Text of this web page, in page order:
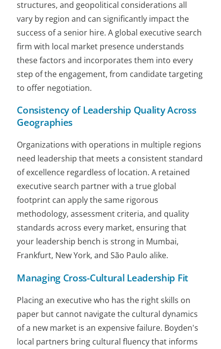
n'est pas conçu pour le recrutement
complexe de profils de direction.
structures, and geopolitical considerations all
vary by region and can significantly impact the
success of a senior hire. A global executive search
firm with local market presence understands
these factors and incorporates them into every
step of the engagement, from candidate targeting
to offer negotiation.
Consistency of Leadership Quality Across
Geographies
Organizations with operations in multiple regions
need leadership that meets a consistent standard
of excellence regardless of location. A retained
executive search partner with a true global
footprint can apply the same rigorous
methodology, assessment criteria, and quality
standards across every market, ensuring that
your leadership bench is strong in Mumbai,
Frankfurt, New York, and São Paulo alike.
Managing Cross-Cultural Leadership Fit
Placing an executive who has the right skills on
paper but cannot navigate the cultural dynamics
of a new market is an expensive failure. Boyden's
local partners bring cultural fluency that informs